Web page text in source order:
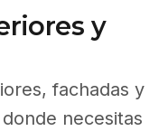
y
fachadas y
necesitas